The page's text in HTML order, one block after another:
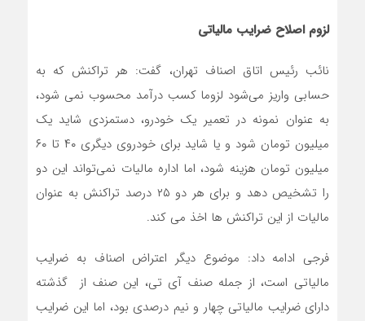
لزوم اصلاح ضرایب مالیاتی
نائب رئیس اتاق اصناف تهران، گفت: هر تراکنش که به
حسابی واریز می‌شود لزوما کسب درآمد محسوب نمی شود،
به عنوان نمونه در تعمیر یک خودرو، دستمزدی شاید یک
میلیون تومان شود و یا شاید برای خودروی دیگری ۴۰ تا ۶۰
میلیون تومان هزینه شود، اما اداره مالیات نمی‌تواند این دو
را تشخیص دهد و برای هر دو ۲۵ درصد تراکنش به عنوان
مالیات از این تراکنش ها اخذ می کند.
فرجی ادامه داد: موضوع دیگر اعتراض اصناف به ضرایب
مالیاتی است، از جمله صنف آی تی، این صنف از گذشته
دارای ضرایب مالیاتی چهار و نیم درصدی بود، اما این ضرایب